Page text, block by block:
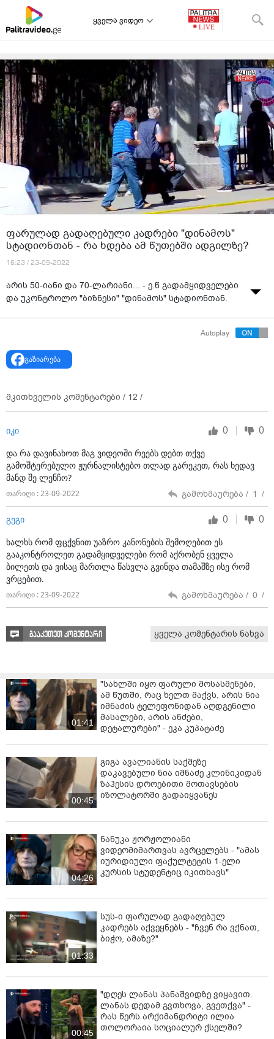
ყველა ვიდეო
ფარულად გადაღებული კადრები "დინამოს"
სტადიონთან - რა ხდება ამ წუთებში ადგილზე?
16:23 / 23-09-2022
არის 50-იანი და 70-ლარიანი... - ე.წ გადამყიდველები
და უკონტროლო "ბიზნესი" "დინამოს" სტადიონთან.
Autoplay
გაზიარება
მკითხველის კომენტარები / 12 /
იკი 0 0
და რა დავინახოთ მაგ ვიდეოში რეებს დებთ თქვე
გამოშტერებულო ჟურნალისტებო თლად გარეკეთ, რას ხედავ
მანდ შე ლენჩო?
თარიღი : 23-09-2022 გამოხმაურება / 1 /
გეგი 0 0
ხალხს რომ ფცქვნით უაზრო კანონების შემოღებით ეს
გააკონტროლეთ გადამყიდველები რომ აქრობენ ყველა
ბილეთს და ვისაც მართლა წასვლა გვინდა თამაშზე ისე რომ
ვრცებით.
თარიღი : 23-09-2022 გამოხმაურება / 0 /
გააკეთეთ კომენტარი ყველა კომენტარის ნახვა
01:41
"სახლში იყო ფარული მოსასმენები,
ამ წუთში, რაც ხელთ მაქვს, არის ნია
იმნაძის ტელეფონიდან აღდგენილი
მასალები, არის ანძები,
დეტალურები" - ეკა კუპატაძე
00:45
გიგა ავალიანის საქმეზე
დაკავებული ნია იმნაძე კლინიკიდან
ზაჰესის დროებითი მოთავსების
იზოლატორში გადაიყვანეს
04:26
ნანუკა ჟორჟოლიანი
ვიდეომიმართვას ავრცელებს - "ამას
იურიდიული ფაქულტეტის 1-ელი
კურსის სტუდენტიც იკითხავს"
01:33
სუს-ი ფარულად გადაღებულ
კადრებს აქვეყნებს - "ჩვენ რა ვქნათ,
ბიჭო, ამაზე?"
00:45
"დღეს ლანას პანაშვიდზე ვიყავით.
ლანას დედამ გვთხოვა, გვეთქვა" -
რას წერს არქიმანდრიტი ილია
თოლორაია სოციალურ ქსელში?